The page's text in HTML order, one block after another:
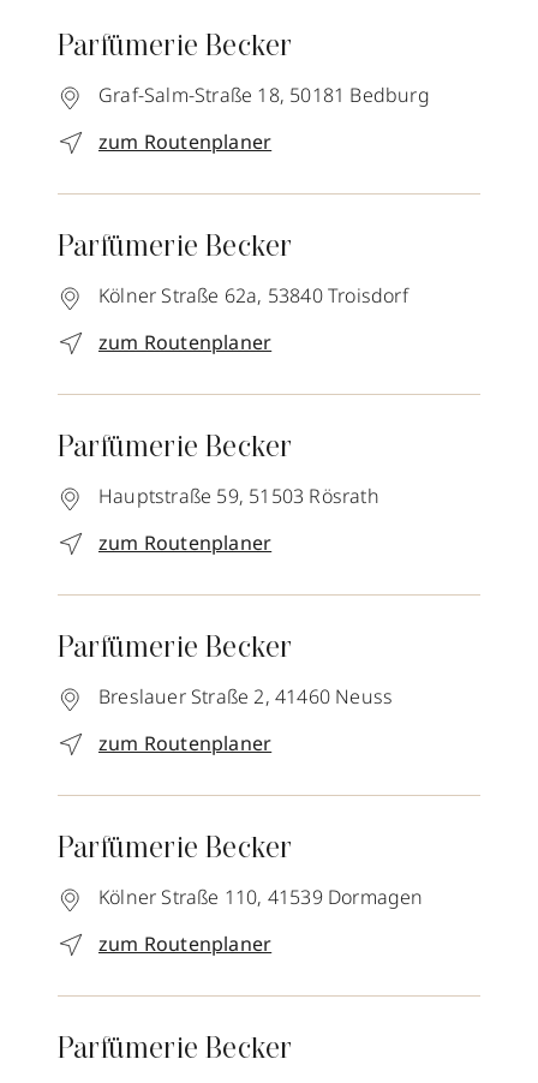
Parfümerie Becker
Graf-Salm-Straße 18, 50181 Bedburg
zum Routenplaner
Parfümerie Becker
Kölner Straße 62a, 53840Troisdorf
zum Routenplaner
Parfümerie Becker
Hauptstraße 59, 51503 Rösrath
zum Routenplaner
Parfümerie Becker
Breslauer Straße 2, 41460 Neuss
zum Routenplaner
Parfümerie Becker
Kölner Straße 110, 41539 Dormagen
zum Routenplaner
Parfümerie Becker